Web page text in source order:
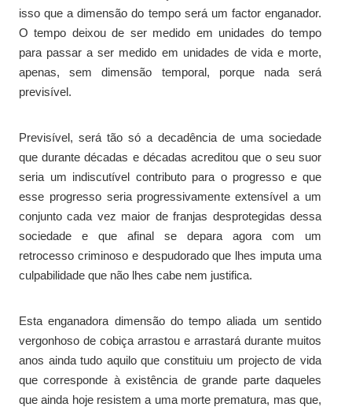
isso que a dimensão do tempo será um factor enganador.
O tempo deixou de ser medido em unidades do tempo
para passar a ser medido em unidades de vida e morte,
apenas, sem dimensão temporal, porque nada será
previsível.
Previsível, será tão só a decadência de uma sociedade
que durante décadas e décadas acreditou que o seu suor
seria um indiscutível contributo para o progresso e que
esse progresso seria progressivamente extensível a um
conjunto cada vez maior de franjas desprotegidas dessa
sociedade e que afinal se depara agora com um
retrocesso criminoso e despudorado que lhes imputa uma
culpabilidade que não lhes cabe nem justifica.
Esta enganadora dimensão do tempo aliada um sentido
vergonhoso de cobiça arrastou e arrastará durante muitos
anos ainda tudo aquilo que constituiu um projecto de vida
que corresponde à existência de grande parte daqueles
que ainda hoje resistem a uma morte prematura, mas que,